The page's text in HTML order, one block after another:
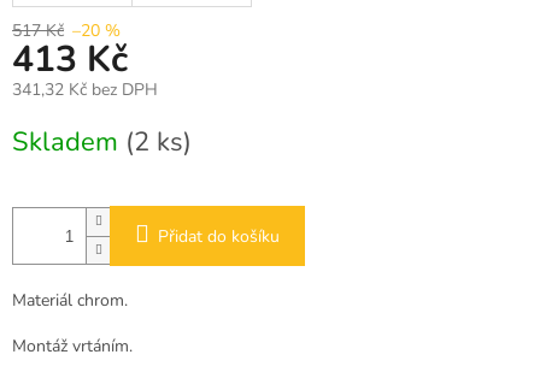
517 Kč –20 %
413 Kč
341,32 Kč bez DPH
cena:
Skladem (2 ks)
Přidat do košíku
Materiál chrom.
Montáž vrtáním.